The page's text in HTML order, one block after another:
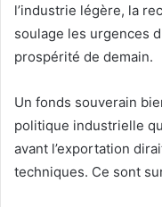
l’industrie légère, la
soulage les urgences
prospérité de demain.
Un fonds souverain
politique industrielle
avant l’exportation
techniques. Ce sont